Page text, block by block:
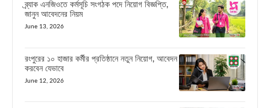
ব্র্যাক এনজিওতে কর্মসূচি সংগঠক পদে নিয়োগ বিজ্ঞপ্তি,
জানুন আবেদনের নিয়ম
June 13, 2026
রংপুরের ১০ হাজার কর্মীর প্রতিষ্ঠানে নতুন নিয়োগ, আবেদন
করবেন যেভাবে
June 12, 2026